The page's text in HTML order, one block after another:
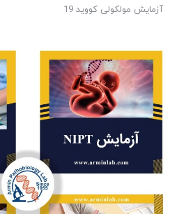
آزمایش مولکولی کووید 19